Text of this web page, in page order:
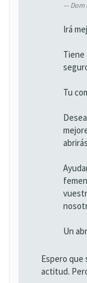
Dom
Irá
Tiene
Tu
Un
Espero que
actitud.